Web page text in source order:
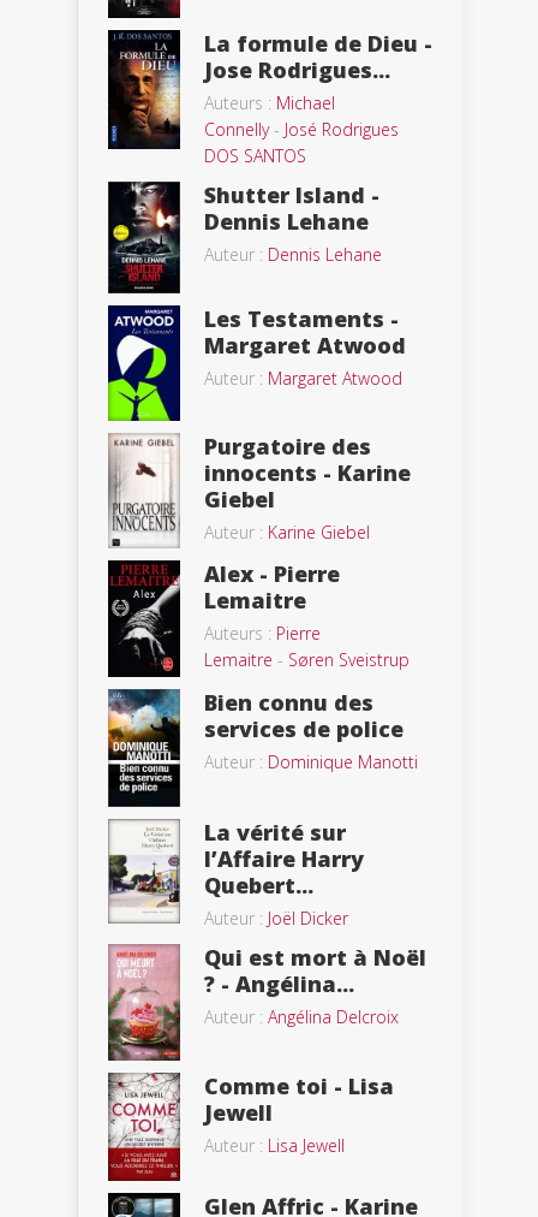
La formule de Dieu -
Jose Rodrigues...
Auteurs : Michael
Connelly- José Rodrigues
DOS SANTOS
Shutter Island -
Dennis Lehane
Auteur : Dennis Lehane
Les Testaments -
Margaret Atwood
Auteur : Margaret Atwood
Purgatoire des
innocents - Karine
Giebel
Auteur : Karine Giebel
Alex - Pierre
Lemaitre
Auteurs : Pierre
Lemaitre - Søren Sveistrup
Bien connu des
services de police
Auteur : Dominique Manotti
La vérité sur
l’Affaire Harry
Quebert...
Auteur : Joël Dicker
Qui est mort à Noël
? - Angélina...
Auteur : Angélina Delcroix
Comme toi - Lisa
Jewell
Auteur : Lisa Jewell
Glen Affric - Karine